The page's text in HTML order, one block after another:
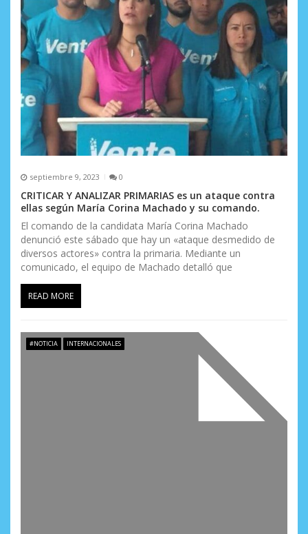
septiembre 9, 2023 0
CRITICAR Y ANALIZAR PRIMARIAS es un ataque contra
ellas según María Corina Machado y su comando.
El comando de la candidata María Corina Machado
denunció este sábado que hay un «ataque desmedido de
diversos actores» contra la primaria. Mediante un
comunicado, el equipo de Machado detalló que
READ MORE
#NOTICIA INTERNACIONALES